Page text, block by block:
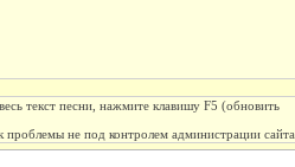
текст песни, нажмите клавишу F5 (обновить
не под контролем администрации сайта.